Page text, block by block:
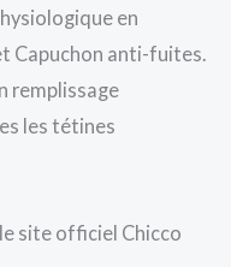
en
Capuchon anti-fuites.
remplissage
les tétines
site officiel Chicco